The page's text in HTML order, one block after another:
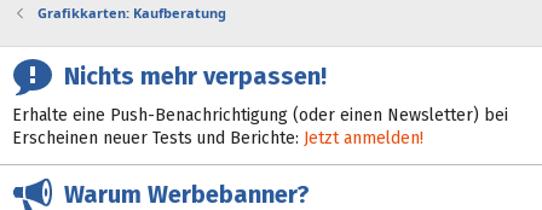
Grafikkarten: Kaufberatung
Nichts mehr verpassen!
Erhalte eine Push-Benachrichtigung (oder einen Newsletter) bei
Erscheinen neuer Tests und Berichte: Jetzt anmelden!
Warum Werbebanner?